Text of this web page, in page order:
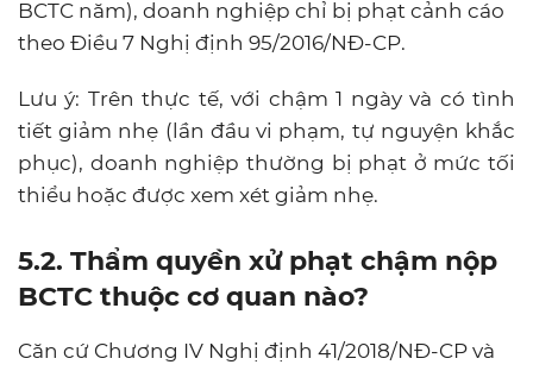
BCTC năm), doanh nghiệp chỉ bị phạt cảnh cáo
theo Điều 7 Nghị định 95/2016/NĐ-CP.
Lưu ý: Trên thực tế, với chậm 1 ngày và có tình
tiết giảm nhẹ (lần đầu vi phạm, tự nguyện khắc
phục), doanh nghiệp thường bị phạt ở mức tối
thiểu hoặc được xem xét giảm nhẹ.
5.2. Thẩm quyền xử phạt chậm nộp
BCTC thuộc cơ quan nào?
Căn cứ Chương IV Nghị định 41/2018/NĐ-CP và